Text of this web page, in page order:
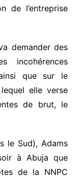
de l’entreprise
demander des
que sur le
elle verse
de brut, le
le Sud), Adams
à Abuja que
de la NNPC